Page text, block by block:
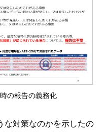
の報告の義務化
な対策なのかを示したの